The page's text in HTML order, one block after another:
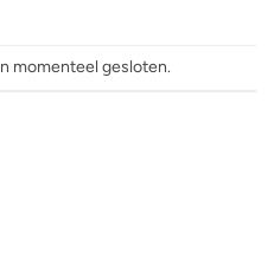
momenteel gesloten.